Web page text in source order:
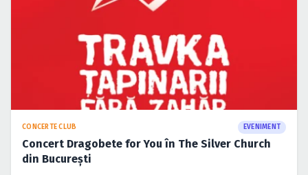
CONCERTE CLUB EVENIMENT
Concert Dragobete for You în The Silver Church
din Bucureşti